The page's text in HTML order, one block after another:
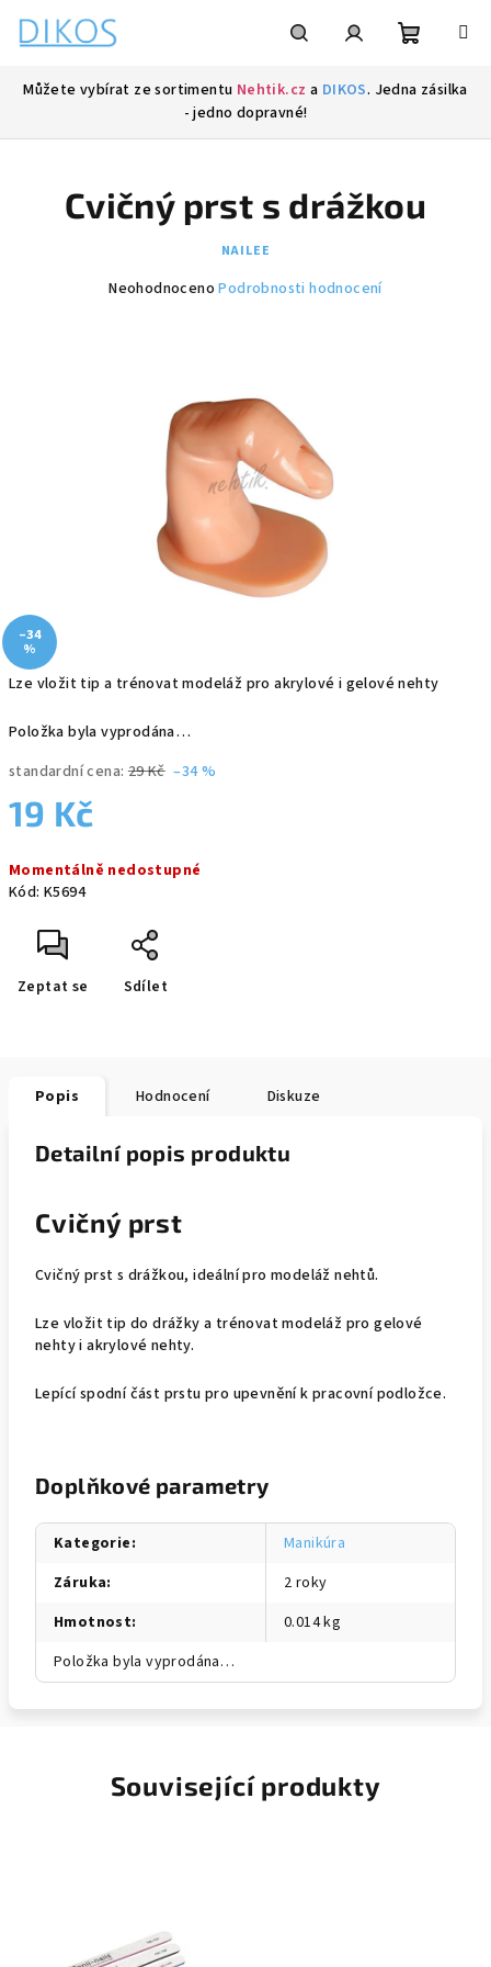
obsah
Můžete vybírat ze sortimentu Nehtik.cz a DIKOS. Jedna zásilka
- jedno dopravné!
Lze vložit tip a trénovat modeláž pro akrylové i gelové nehty
Položka byla vyprodána…
standardní cena: 29 Kč –34 %
19 Kč
cena:
Momentálně nedostupné
Kód: K5694
Zeptat se Sdílet
Cvičný prst s drážkou
NAILEE
Průměrné
hvězdiček.
Neohodnoceno Podrobnosti hodnocení
–34
%
Popis Hodnocení Diskuze
Detailní popis produktu
Cvičný prst
Cvičný prst s drážkou, ideální pro modeláž nehtů.
Lze vložit tip do drážky a trénovat modeláž pro gelové
nehty i akrylové nehty.
Lepící spodní část prstu pro upevnění k pracovní podložce.
Doplňkové parametry
Kategorie:
Manikúra
Záruka:
2 roky
Hmotnost:
0.014 kg
Položka byla vyprodána…
Související produkty